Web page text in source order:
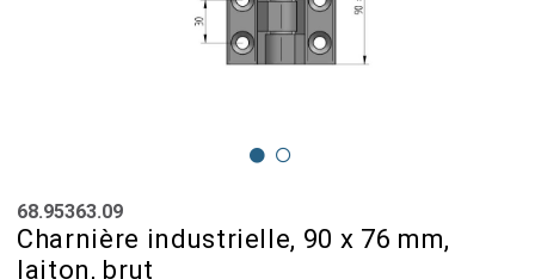
68.95363.09
Charnière industrielle, 90 x 76 mm,
laiton, brut